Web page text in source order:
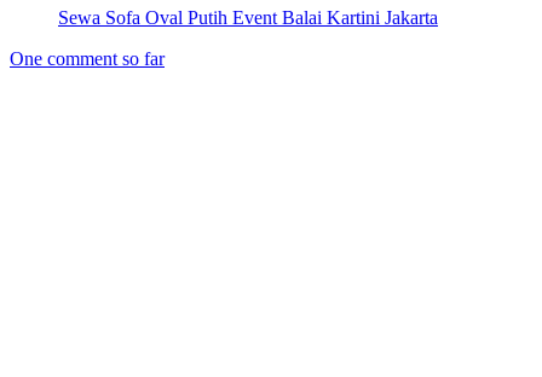
Sewa Sofa Oval Putih Event Balai Kartini Jakarta
One comment so far